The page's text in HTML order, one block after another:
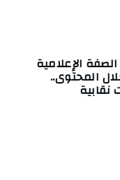
الإعلامية
المحتوى..
نقابية